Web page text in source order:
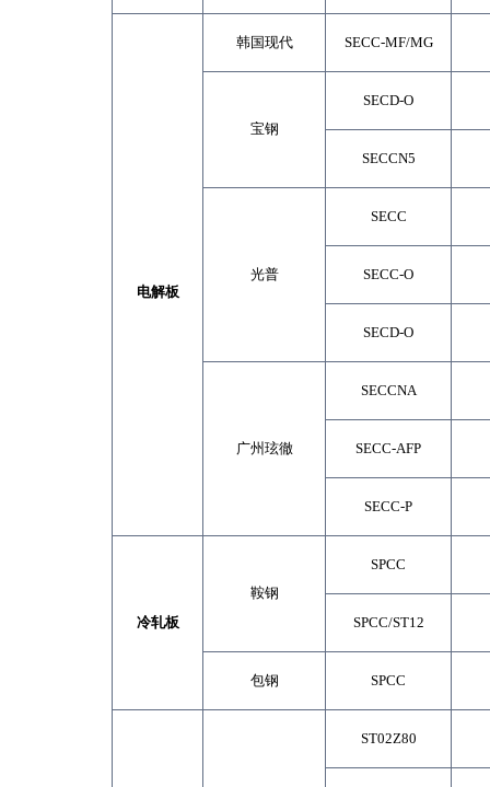
电解板
韩国现代 SECC-MF/MG
宝钢
SECD-O
SECCN5
光普
SECC
SECC-O
SECD-O
广州玹徹
SECCNA
SECC-AFP
SECC-P
冷轧板
鞍钢
SPCC
SPCC/ST12
包钢 SPCC
ST02Z80